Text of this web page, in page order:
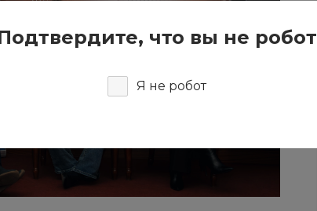
что вы не робот
Я не робот